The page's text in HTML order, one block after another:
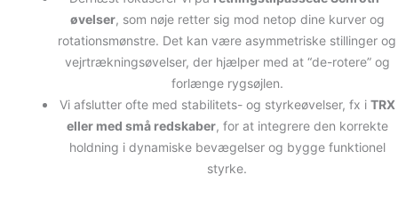
øvelser, som nøje retter sig mod netop dine kurver og
rotationsmønstre. Det kan være asymmetriske stillinger og
vejrtrækningsøvelser, der hjælper med at “de-rotere” og
forlænge rygsøjlen.
Vi afslutter ofte med stabilitets- og styrkeøvelser, fx i TRX
eller med små redskaber, for at integrere den korrekte
holdning i dynamiske bevægelser og bygge funktionel
styrke.